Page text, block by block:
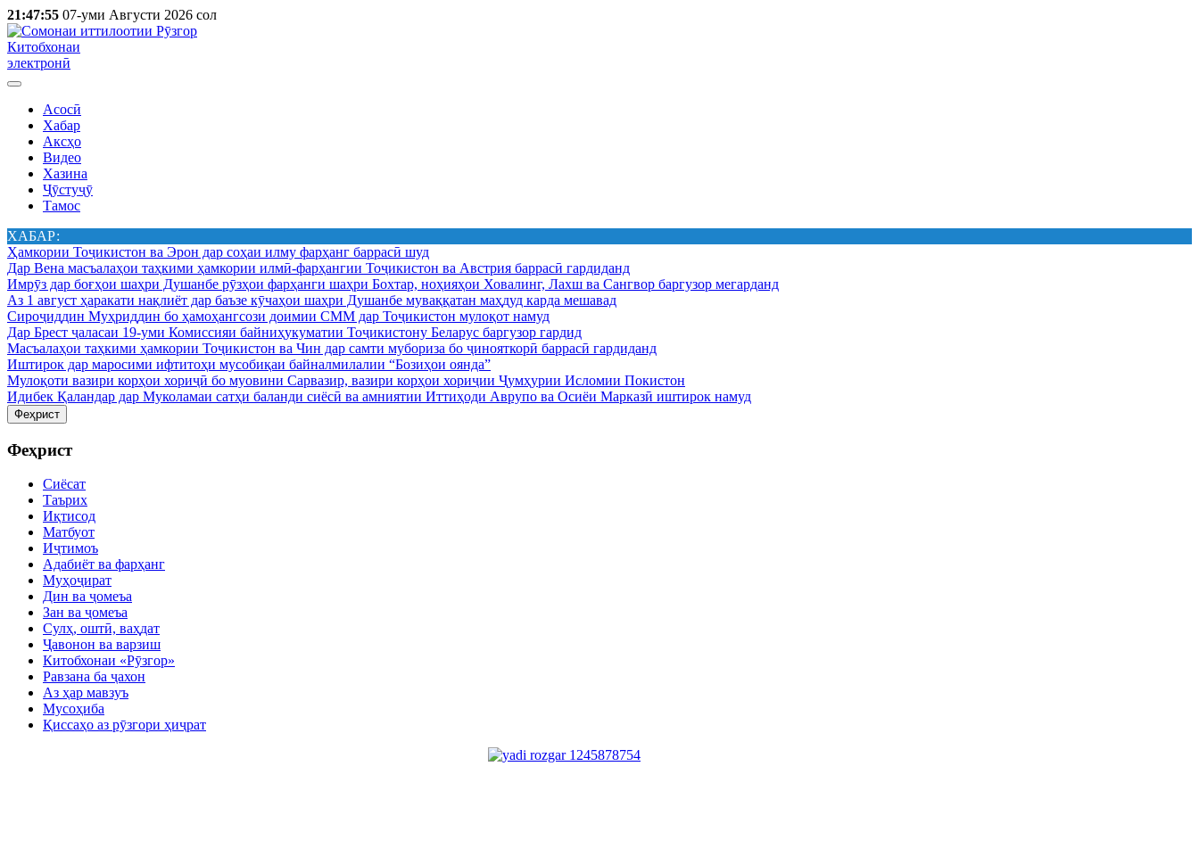
21:47:55 07-уми Августи 2026 сол
Китобхонаи
электронӣ
Асосӣ
Хабар
Аксҳо
Видео
Хазина
Ҷӯстуҷӯ
Тамос
ХАБАР:
Ҳамкории Тоҷикистон ва Эрон дар соҳаи илму фарҳанг баррасӣ шуд
Дар Вена масъалаҳои таҳкими ҳамкории илмӣ-фарҳангии Тоҷикистон ва Австрия баррасӣ гардиданд
Имрӯз дар боғҳои шаҳри Душанбе рӯзҳои фарҳанги шаҳри Бохтар, ноҳияҳои Ховалинг, Лахш ва Сангвор баргузор мегарданд
Аз 1 август ҳаракати нақлиёт дар баъзе кӯчаҳои шаҳри Душанбе муваққатан маҳдуд карда мешавад
Сироҷиддин Муҳриддин бо ҳамоҳангсози доимии СММ дар Тоҷикистон мулоқот намуд
Дар Брест ҷаласаи 19-уми Комиссияи байниҳукуматии Тоҷикистону Беларус баргузор гардид
Масъалаҳои таҳкими ҳамкории Тоҷикистон ва Чин дар самти мубориза бо ҷинояткорӣ баррасӣ гардиданд
Иштирок дар маросими ифтитоҳи мусобиқаи байналмилалии “Бозиҳои оянда”
Мулоқоти вазири корҳои хориҷӣ бо муовини Сарвазир, вазири корҳои хориҷии Ҷумҳурии Исломии Покистон
Идибек Қаландар дар Муколамаи сатҳи баланди сиёсӣ ва амниятии Иттиҳоди Аврупо ва Осиёи Марказӣ иштирок намуд
Феҳрист
Феҳрист
Сиёсат
Таърих
Иқтисод
Матбуот
Иҷтимоъ
Адабиёт ва фарҳанг
Муҳоҷират
Дин ва ҷомеъа
Зан ва ҷомеъа
Сулҳ, оштӣ, ваҳдат
Ҷавонон ва варзиш
Китобхонаи «Рӯзгор»
Равзана ба ҷахон
Аз ҳар мавзуъ
Мусоҳиба
Қиссаҳо аз рӯзгори ҳиҷрат